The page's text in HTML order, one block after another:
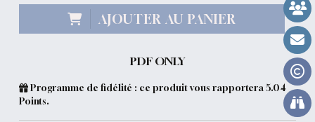
AJOUTER AU PANIER
PDF ONLY
Programme de fidélité : ce produit vous rapportera5.04
Points.